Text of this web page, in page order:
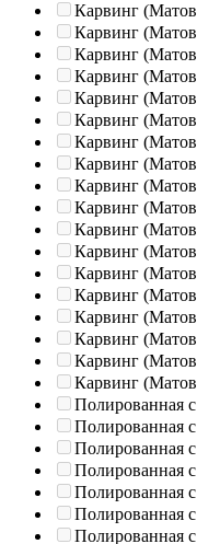
Карвинг
Карвинг
Карвинг
Карвинг
Карвинг
Карвинг
Карвинг
Карвинг
Карвинг
Карвинг
Карвинг
Карвинг
Карвинг
Карвинг
Карвинг
Карвинг
Карвинг
Карвинг
Полированная
Полированная
Полированная
Полированная
Полированная
Полированная
Полированная